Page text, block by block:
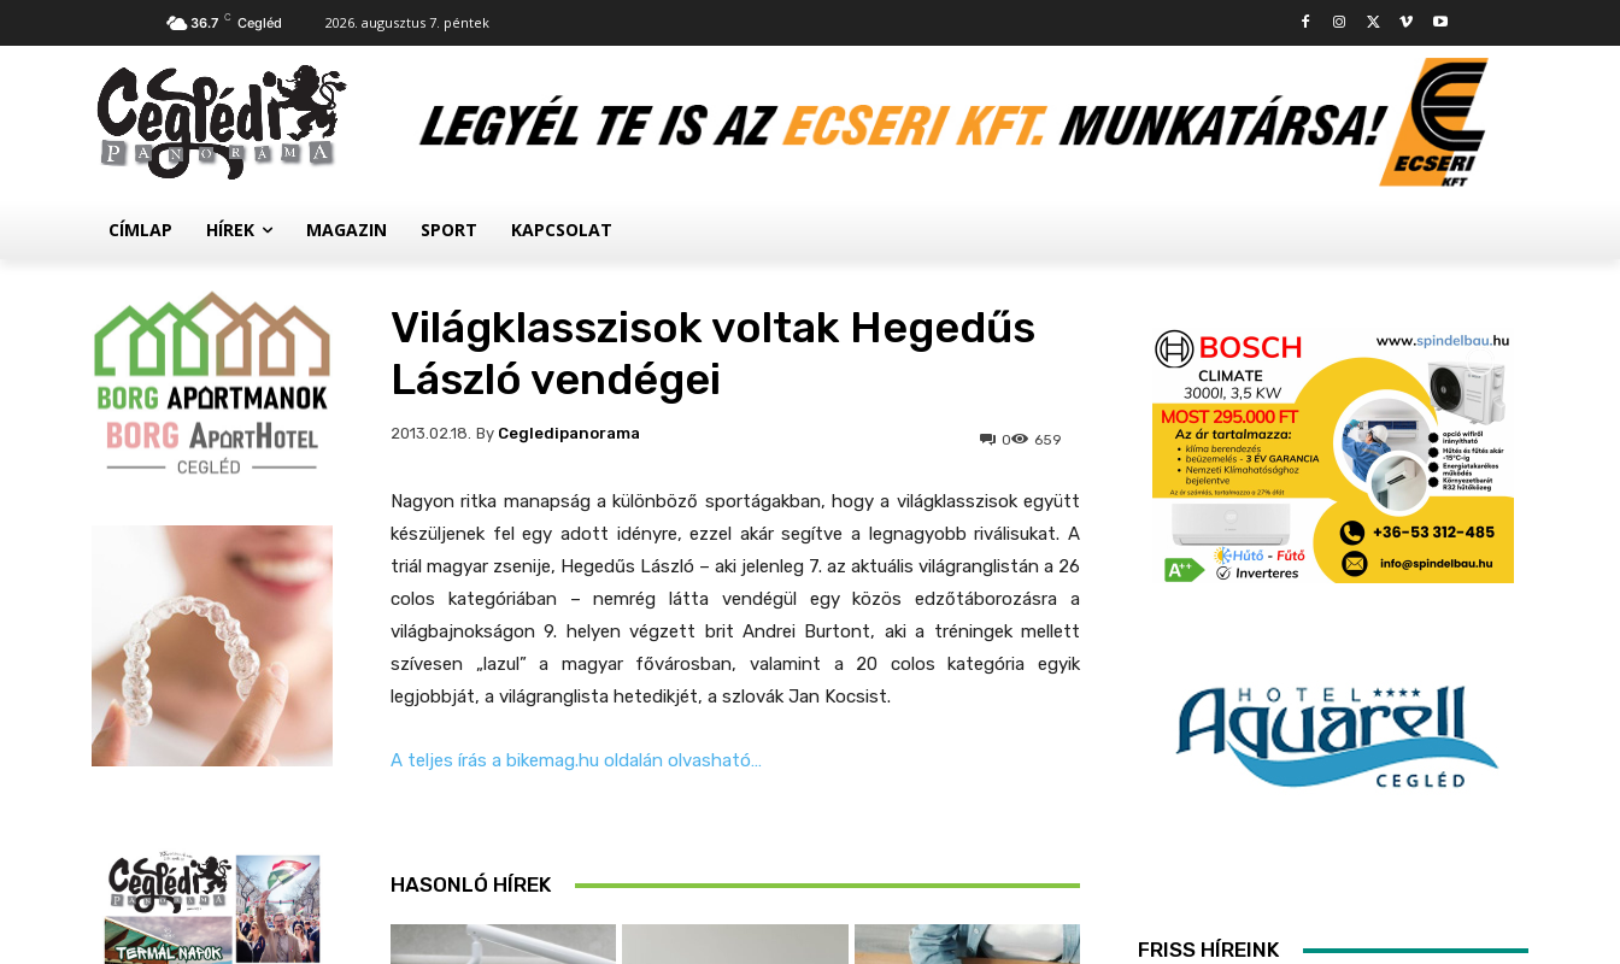
36.7 C Cegléd 2026. augusztus 7. péntek
CÍMLAP HÍREK MAGAZIN SPORT KAPCSOLAT
Világklasszisok voltak Hegedűs
László vendégei
2013.02.18. 659
0
By Cegledipanorama
Nagyon ritka manapság a különböző sportágakban, hogy a világklasszisok együtt
készüljenek fel egy adott idényre, ezzel akár segítve a legnagyobb riválisukat. A
triál magyar zsenije, Hegedűs László – aki jelenleg 7. az aktuális világranglistán a 26
colos kategóriában – nemrég látta vendégül egy közös edzőtáborozásra a
világbajnokságon 9. helyen végzett brit Andrei Burtont, aki a tréningek mellett
szívesen „lazul” a magyar fővárosban, valamint a 20 colos kategória egyik
legjobbját, a világranglista hetedikjét, a szlovák Jan Kocsist.
A teljes írás a bikemag.hu oldalán olvasható…
HASONLÓ HÍREK
FRISS HÍREINK